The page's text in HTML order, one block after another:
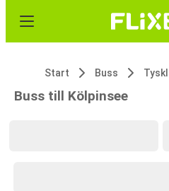
Start Buss
Buss till Kölpinsee